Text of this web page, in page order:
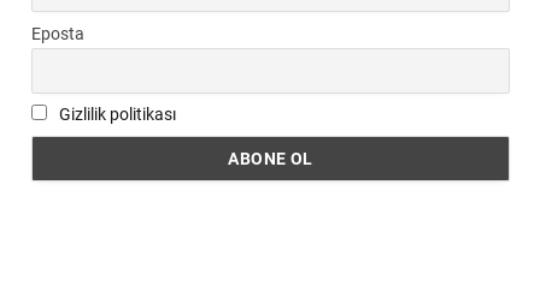
Eposta
Gizlilik politikası